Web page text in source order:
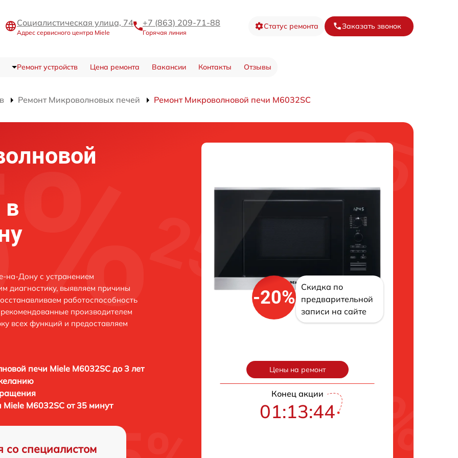
Социалистическая улица, 74
Адрес сервисного центра Miele
+7 (863) 209-71-88
Горячая линия
Статус ремонта Заказать звонок
Ремонт устройств Цена ремонта Вакансии Контакты Отзывы
Ремонт Микроволновых печей Ремонт Микроволновой печи M6032SC
в
на-Дону с устранением
диагностику, выявляем причины
работоспособность
производителем
всех функций и предоставляем
печи Miele M6032SC до 3 лет
M6032SC от 35 минут
со специалистом
-20%
Скидка по
предварительной
записи на сайте
Цены на ремонт
Конец акции
01:13:42